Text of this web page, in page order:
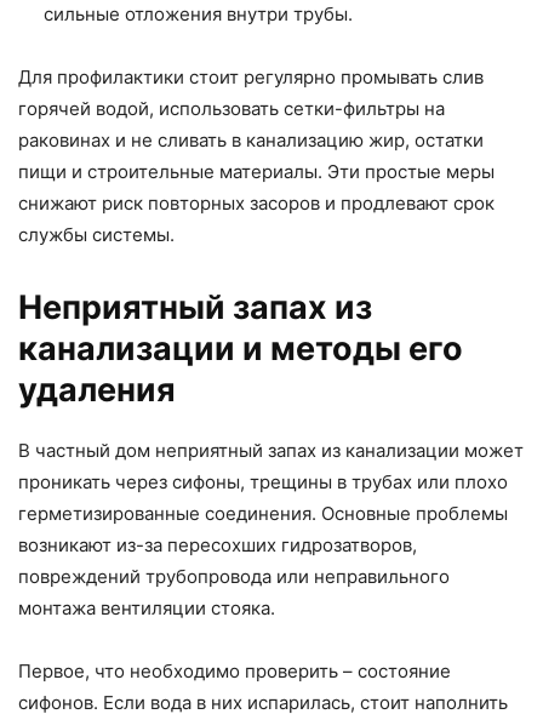
сильные отложения внутри трубы.
Для профилактики стоит регулярно промывать слив
горячей водой, использовать сетки-фильтры на
раковинах и не сливать в канализацию жир, остатки
пищи и строительные материалы. Эти простые меры
снижают риск повторных засоров и продлевают срок
службы системы.
Неприятный запах из
канализации и методы его
удаления
В частный дом неприятный запах из канализации может
проникать через сифоны, трещины в трубах или плохо
герметизированные соединения. Основные проблемы
возникают из-за пересохших гидрозатворов,
повреждений трубопровода или неправильного
монтажа вентиляции стояка.
Первое, что необходимо проверить – состояние
сифонов. Если вода в них испарилась, стоит наполнить